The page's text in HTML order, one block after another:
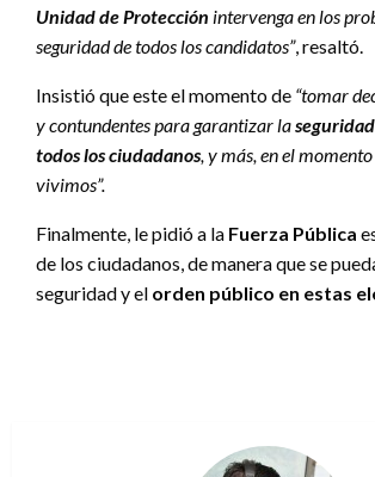
Unidad de Protección intervenga en los
seguridad de todos los candidatos”, resaltó.
Insistió que este el momento de “tomar
y contundentes para garantizar la
todos los ciudadanos , y más, en el
vivimos”.
Finalmente, le pidió a la Fuerza Pública
de los ciudadanos, de manera que se
seguridad y el orden público en estas